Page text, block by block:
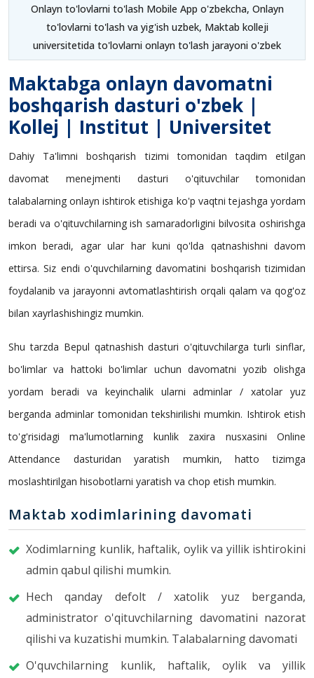
Onlayn to'lovlarni to'lash Mobile App o'zbekcha, Onlayn
to'lovlarni to'lash va yig'ish uzbek, Maktab kolleji
universitetida to'lovlarni onlayn to'lash jarayoni o'zbek
Maktabga onlayn davomatni
boshqarish dasturi o'zbek |
Kollej | Institut | Universitet
Dahiy Ta'limni boshqarish tizimi tomonidan taqdim etilgan
davomat menejmenti dasturi o'qituvchilar tomonidan
talabalarning onlayn ishtirok etishiga ko'p vaqtni tejashga yordam
beradi va o'qituvchilarning ish samaradorligini bilvosita oshirishga
imkon beradi, agar ular har kuni qo'lda qatnashishni davom
ettirsa. Siz endi o'quvchilarning davomatini boshqarish tizimidan
foydalanib va jarayonni avtomatlashtirish orqali qalam va qog'oz
bilan xayrlashishingiz mumkin.
Shu tarzda Bepul qatnashish dasturi o'qituvchilarga turli sinflar,
bo'limlar va hattoki bo'limlar uchun davomatni yozib olishga
yordam beradi va keyinchalik ularni adminlar / xatolar yuz
berganda adminlar tomonidan tekshirilishi mumkin. Ishtirok etish
to'g'risidagi ma'lumotlarning kunlik zaxira nusxasini Online
Attendance dasturidan yaratish mumkin, hatto tizimga
moslashtirilgan hisobotlarni yaratish va chop etish mumkin.
Maktab xodimlarining davomati
Xodimlarning kunlik, haftalik, oylik va yillik ishtirokini
admin qabul qilishi mumkin.
Hech qanday defolt / xatolik yuz berganda,
administrator o'qituvchilarning davomatini nazorat
qilishi va kuzatishi mumkin. Talabalarning davomati
O'quvchilarning kunlik, haftalik, oylik va yillik